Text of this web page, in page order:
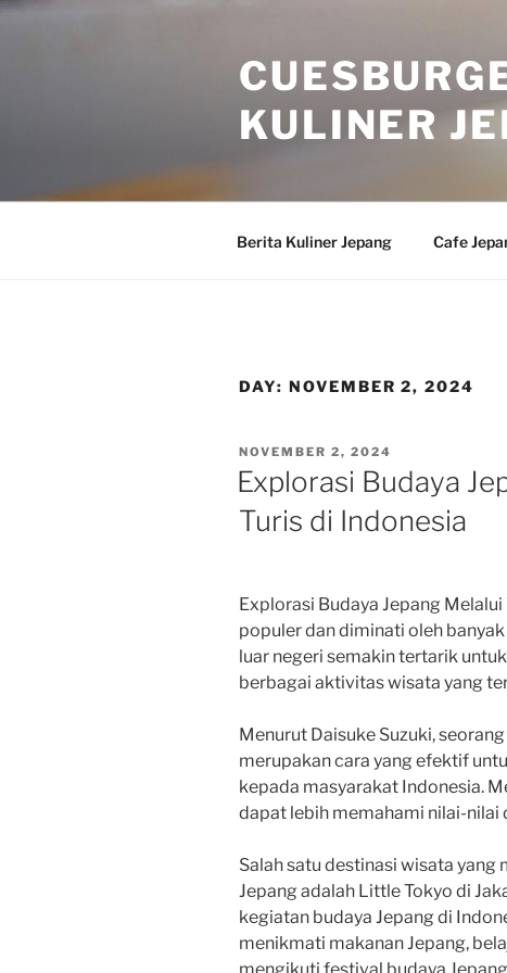
Skip
KULINER
Berita Kuliner Jepang Cafe
DAY: NOVEMBER 2, 2024
POSTED
ON
NOVEMBER 2, 2024
Explorasi Budaya
Turis di Indonesia
Explorasi Budaya Jepang
populer dan diminati oleh
luar negeri semakin tertarik
berbagai aktivitas wisata yang
Menurut Daisuke Suzuki,
merupakan cara yang efektif
kepada masyarakat Indonesia.
dapat lebih memahami nilai-nilai
Salah satu destinasi wisata yang
Jepang adalah Little Tokyo di
kegiatan budaya Jepang di
menikmati makanan Jepang,